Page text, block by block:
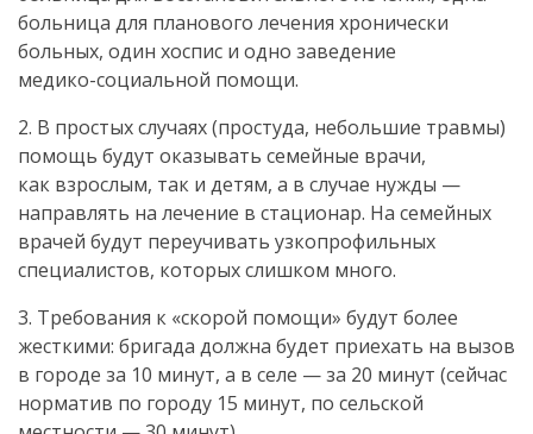
больница для планового лечения хронически
больных, один хоспис и одно заведение
медико-социальной помощи.
2. В простых случаях (простуда, небольшие травмы)
помощь будут оказывать семейные врачи,
как взрослым, так и детям, а в случае нужды —
направлять на лечение в стационар. На семейных
врачей будут переучивать узкопрофильных
специалистов, которых слишком много.
3. Требования к «скорой помощи» будут более
жесткими: бригада должна будет приехать на вызов
в городе за 10 минут, а в селе — за 20 минут (сейчас
норматив по городу 15 минут, по сельской